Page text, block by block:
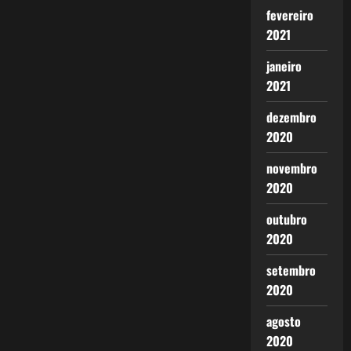
fevereiro
2021
janeiro
2021
dezembro
2020
novembro
2020
outubro
2020
setembro
2020
agosto
2020